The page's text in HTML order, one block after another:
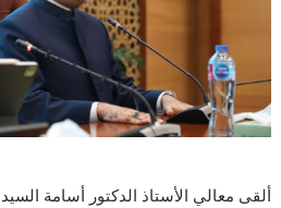
ألقى معالي الأستاذ الدكتور أسامة